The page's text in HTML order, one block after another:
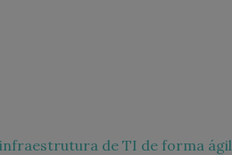
de TI de forma